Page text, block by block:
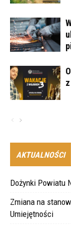
AKTUALNOŚCI
Dożynki Powiatu
Zmiana na
Umiejętności